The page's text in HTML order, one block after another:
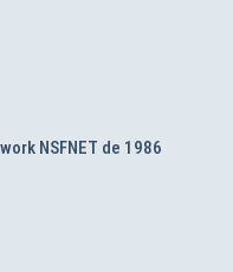
NSFNET de 1986